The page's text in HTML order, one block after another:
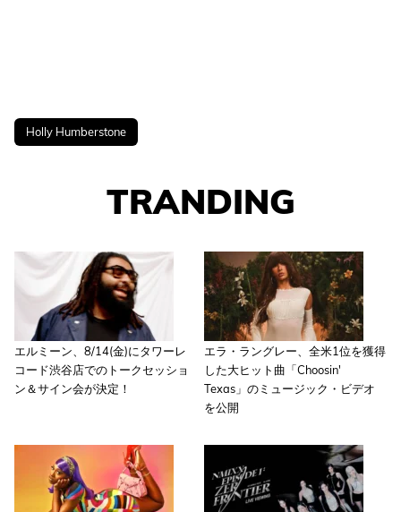
Holly Humberstone
TRANDING
エルミーン、8/14(金)にタワーレ
コード渋谷店でのトークセッショ
ン＆サイン会が決定！
エラ・ラングレー、全米1位を獲得
した大ヒット曲「Choosin'
Texas」のミュージック・ビデオ
を公開